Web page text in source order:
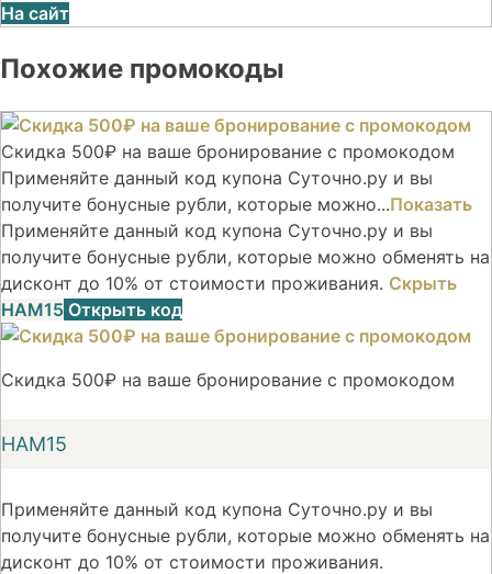
На сайт
Похожие промокоды
Скидка 500₽ на ваше бронирование с промокодом
Применяйте данный код купона Суточно.ру и вы
получите бонусные рубли, которые можно...Показать
Применяйте данный код купона Суточно.ру и вы
получите бонусные рубли, которые можно обменять на
дисконт до 10% от стоимости проживания. Скрыть
НАМ15 Открыть код
Скидка 500₽ на ваше бронирование с промокодом
НАМ15
Применяйте данный код купона Суточно.ру и вы
получите бонусные рубли, которые можно обменять на
дисконт до 10% от стоимости проживания.